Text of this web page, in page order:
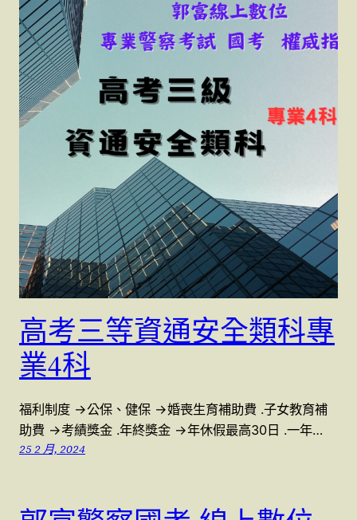
高考三等資通安全類科專
業4科
福利制度 →公保、健保 →婚喪生育補助費 .子女教育補
助費 →考績獎金 .年終獎金 →年休假最高30日 .一年…
25 2 月, 2024